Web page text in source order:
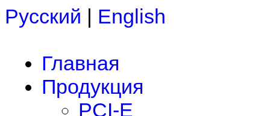
Русский | English
Главная
Продукция
PCI-E